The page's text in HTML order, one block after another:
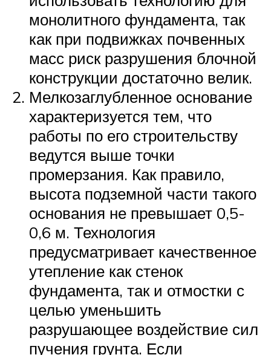
монолитного фундамента, так
как при подвижках почвенных
масс риск разрушения блочной
конструкции достаточно велик.
Мелкозаглубленное основание
характеризуется тем, что
работы по его строительству
ведутся выше точки
промерзания. Как правило,
высота подземной части такого
основания не превышает 0,5-
0,6 м. Технология
предусматривает качественное
утепление как стенок
фундамента, так и отмостки с
целью уменьшить
разрушающее воздействие сил
пучения грунта. Если